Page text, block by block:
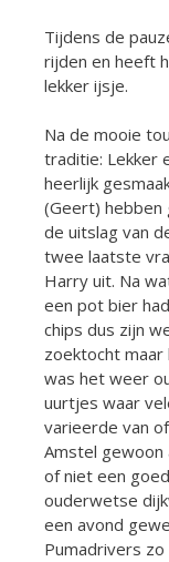
Tijdens de
rijden en heeft
lekker ijsje.
Na de mooie
traditie: Lekker
heerlijk
(Geert) hebben
de uitslag van
twee laatste
Harry uit. Na
een pot bier
chips dus zijn
zoektocht
was het weer
uurtjes waar
varieerde van
Amstel
of niet een
ouderwetse
een avond
Pumadrivers zo